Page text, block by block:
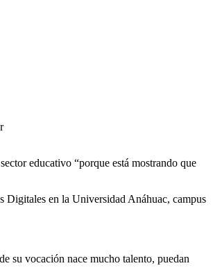
educativo “porque está mostrando que
Digitales en la Universidad Anáhuac, campus
su vocación nace mucho talento, puedan